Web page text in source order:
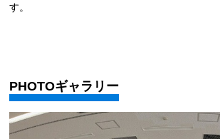
す。
PHOTOギャラリー